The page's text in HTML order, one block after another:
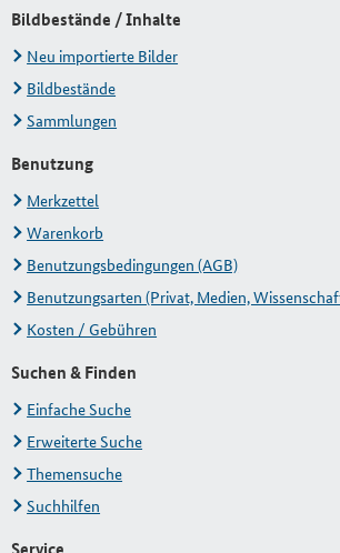
Bildbestände / Inhalte
Neu importierte Bilder
Bildbestände
Sammlungen
Benutzung
Merkzettel
Warenkorb
Benutzungsbedingungen (AGB)
Benutzungsarten (Privat, Medien,
Kosten / Gebühren
Suchen & Finden
Einfache Suche
Erweiterte Suche
Themensuche
Suchhilfen